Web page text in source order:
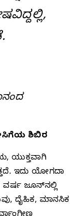
ಶಿಬಿರ
ಯುಕ್ತವಾಗಿ
ಇದು ಯೋಗದಾ
ವರ್ಷ ಜೂನ್‌ನಲ್ಲಿ
ದೈಹಿಕ, ಮಾನಸಿಕ